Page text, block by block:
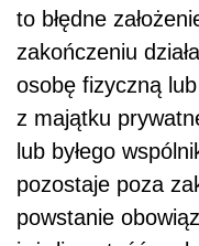
to błędne
zakończeniu
osobę fizyczną
z majątku
lub byłego
pozostaje poza
powstanie